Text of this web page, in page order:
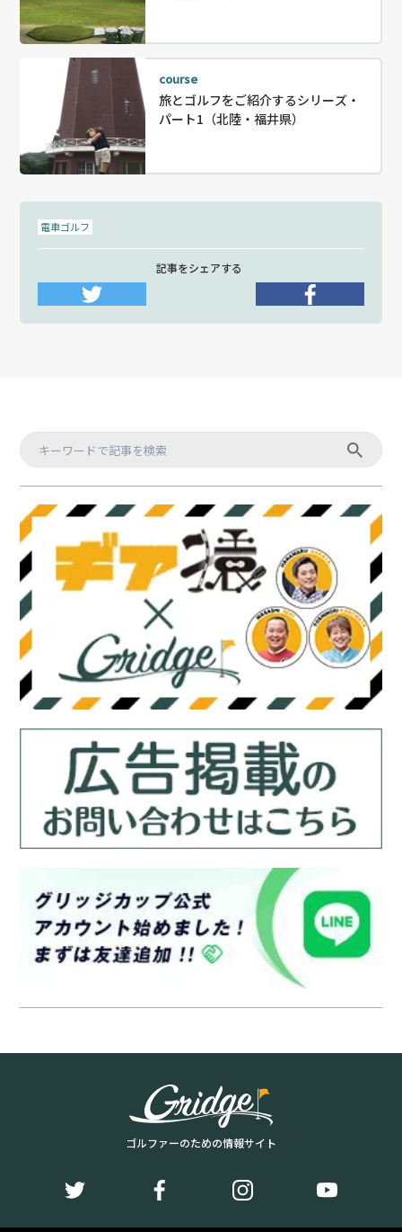
course
旅とゴルフをご紹介するシリーズ・
パート1（北陸・福井県）
電車ゴルフ
記事をシェアする
ゴルファーのための情報サイト